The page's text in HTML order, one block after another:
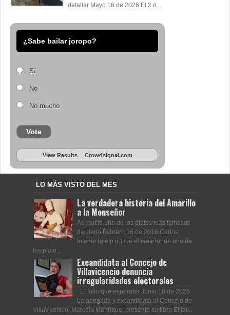
detallar Mayo 16 de 2026 El 2 d...
¿Sabe bailar joropo?
Sí
No
No mucho
Vote
View Results Crowdsignal.com
LO MÁS VISTO DEL MES
La verdadera historia del Amarillo
a la Monseñor
Así nació uno de los platos más famosos
del llano Febrero 16 de 2018 Carlos
Infante (q.e.p.d.) fue el creador de uno de
los plato...
Excandidata al Concejo de
Villavicencio denuncia
irregularidades electorales
El fallo que esperaba Junio 18 de 2025
La abogada y excandidata al Concejo de
Villavicencio, Marcela Manrique, presentó su libro El fall...